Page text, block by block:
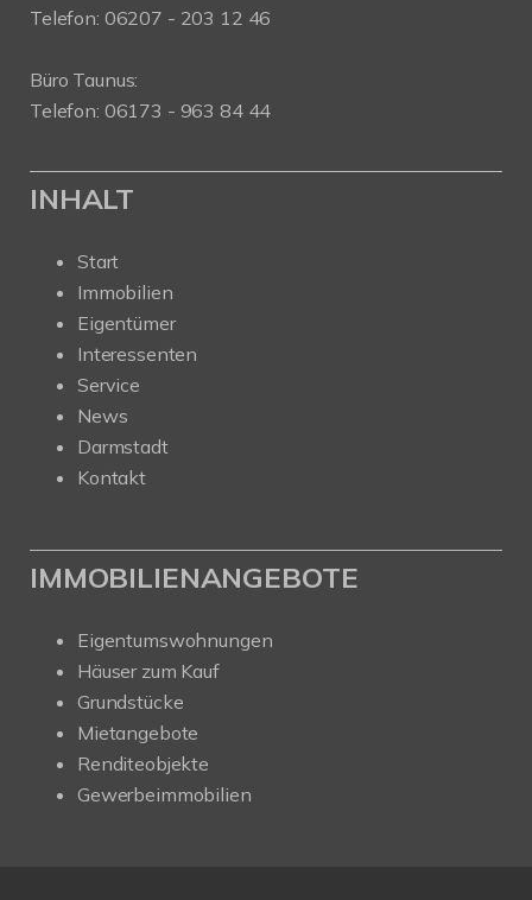
Telefon: 06207 - 203 12 46
Büro Taunus:
Telefon: 06173 - 963 84 44
INHALT
Start
Immobilien
Eigentümer
Interessenten
Service
News
Darmstadt
Kontakt
IMMOBILIENANGEBOTE
Eigentumswohnungen
Häuser zum Kauf
Grundstücke
Mietangebote
Renditeobjekte
Gewerbeimmobilien